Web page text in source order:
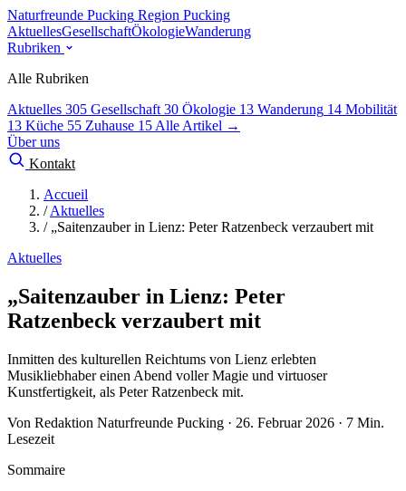
Naturfreunde Pucking Region Pucking
AktuellesGesellschaftÖkologieWanderung
Rubriken
Alle Rubriken
Aktuelles 305 Gesellschaft 30 Ökologie 13 Wanderung 14 Mobilität
13 Küche 55 Zuhause 15 Alle Artikel →
Über uns
Kontakt
Accueil
/ Aktuelles
/ „Saitenzauber in Lienz: Peter Ratzenbeck verzaubert mit
Aktuelles
„Saitenzauber in Lienz: Peter
Ratzenbeck verzaubert mit
Inmitten des kulturellen Reichtums von Lienz erlebten
Musikliebhaber einen Abend voller Magie und virtuoser
Kunstfertigkeit, als Peter Ratzenbeck mit.
Von Redaktion Naturfreunde Pucking · 26. Februar 2026 · 7 Min.
Lesezeit
Sommaire